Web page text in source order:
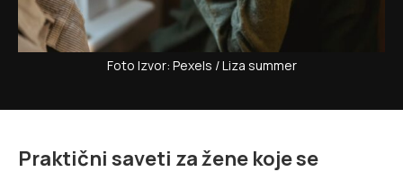
Foto Izvor: Pexels / Liza summer
Praktični saveti za žene koje se